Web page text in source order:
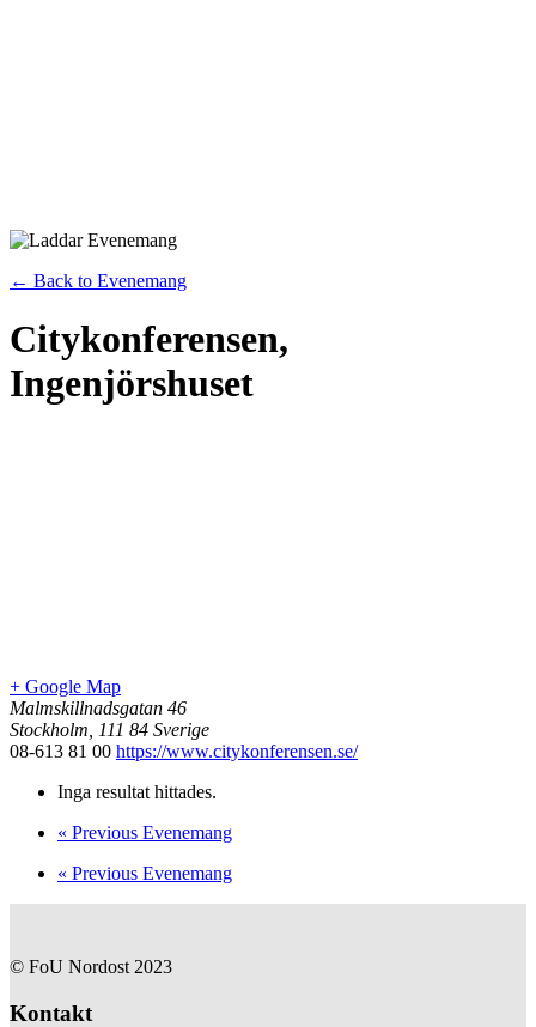
← Back to Evenemang
Citykonferensen,
Ingenjörshuset
+ Google Map
Malmskillnadsgatan 46
Stockholm
111 84 Sverige
08-613 81 00 https://www.citykonferensen.se/
Inga resultat hittades.
« Previous Evenemang
« Previous Evenemang
© FoU Nordost 2023
Kontakt